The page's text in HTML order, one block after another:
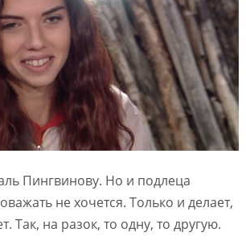
Пингвинову. Но и подлеца
не хочется. Только и делает,
Так, на разок, то одну, то другую.